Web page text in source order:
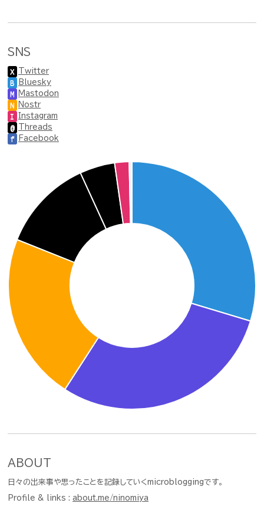
SNS
X Twitter
B Bluesky
M Mastodon
N Nostr
I Instagram
@ Threads
f Facebook
ABOUT
日々の出来事や思ったことを記録していくmicrobloggingです。
Profile & links : about.me/ninomiya